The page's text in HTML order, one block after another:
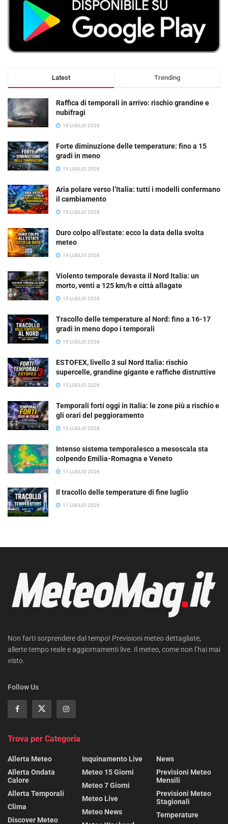
Latest Trending
Raffica di temporali in arrivo: rischio grandine e
nubifragi
19 LUGLIO 2026
Forte diminuzione delle temperature: fino a 15
gradi in meno
19 LUGLIO 2026
Aria polare verso l’Italia: tutti i modelli confermano
il cambiamento
19 LUGLIO 2026
Duro colpo all’estate: ecco la data della svolta
meteo
19 LUGLIO 2026
Violento temporale devasta il Nord Italia: un
morto, venti a 125 km/h e città allagate
15 LUGLIO 2026
Tracollo delle temperature al Nord: fino a 16-17
gradi in meno dopo i temporali
15 LUGLIO 2026
ESTOFEX, livello 3 sul Nord Italia: rischio
supercelle, grandine gigante e raffiche distruttive
15 LUGLIO 2026
Temporali forti oggi in Italia: le zone più a rischio e
gli orari del peggioramento
15 LUGLIO 2026
Intenso sistema temporalesco a mesoscala sta
colpendo Emilia-Romagna e Veneto
11 LUGLIO 2026
Il tracollo delle temperature di fine luglio
11 LUGLIO 2026
Non farti sorprendere dal tempo! Previsioni meteo dettagliate,
allerte tempo reale e aggiornamenti live. Il meteo, come non l’hai mai
visto.
Follow Us
Trova per Categoria
Allerta Meteo
Allerta Ondata
Calore
Allerta Temporali
Clima
Discover Meteo
Inquinamento Live
Meteo 15 Giorni
Meteo 7 Giorni
Meteo Live
Meteo News
News
Previsioni Meteo
Mensili
Previsioni Meteo
Stagionali
Temperature